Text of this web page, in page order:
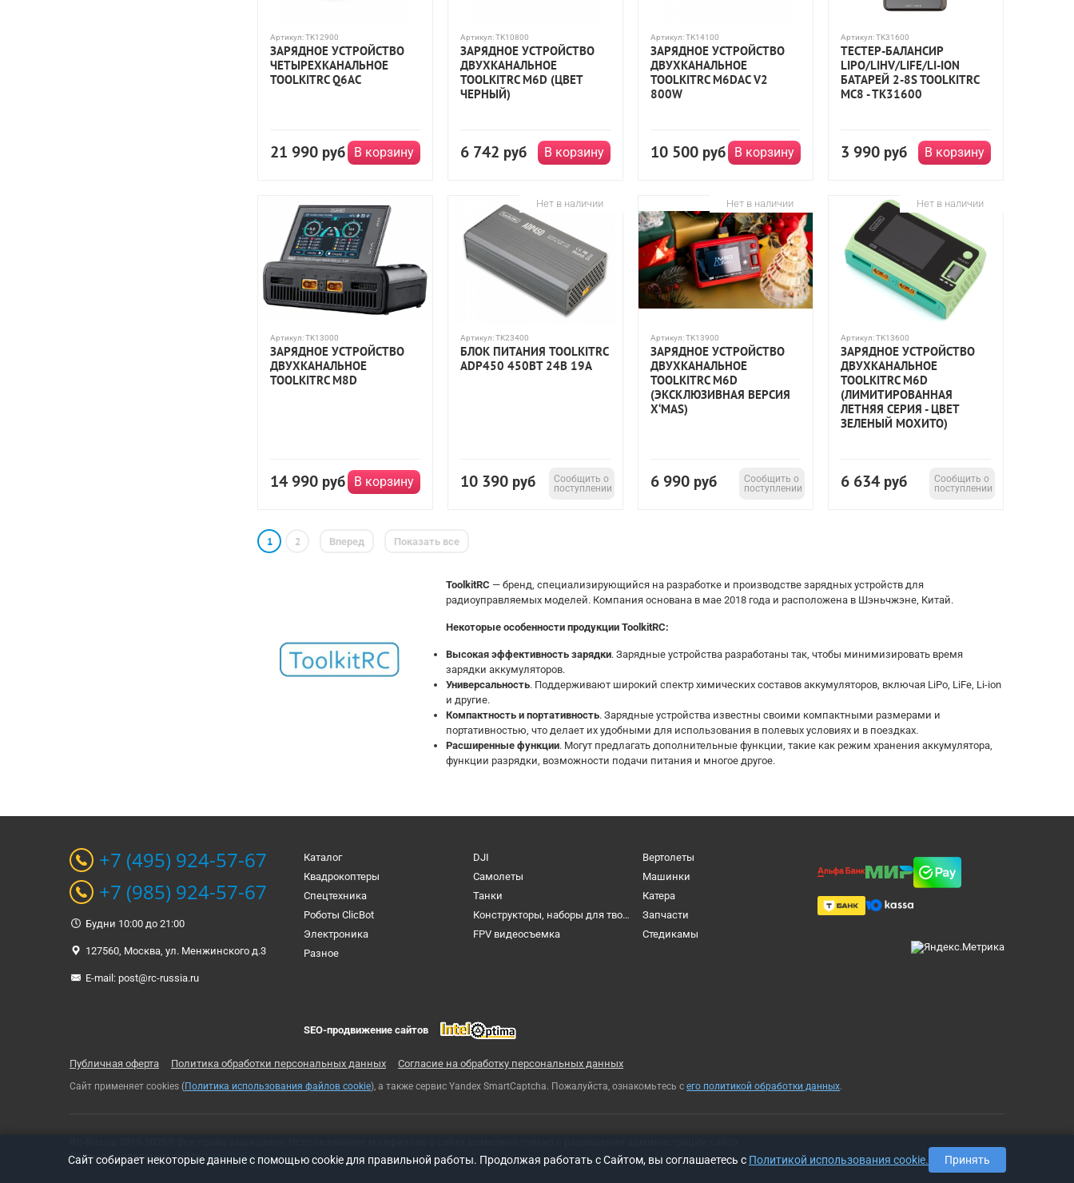
Артикул:TK12900
ЗАРЯДНОЕ УСТРОЙСТВО
ЧЕТЫРЕХКАНАЛЬНОЕ
TOOLKITRC Q6AC
21 990 руб В корзину
Артикул:TK10800
ЗАРЯДНОЕ УСТРОЙСТВО
ДВУХКАНАЛЬНОЕ
TOOLKITRC M6D (ЦВЕТ
ЧЕРНЫЙ)
6 742 руб В корзину
Артикул:TK14100
ЗАРЯДНОЕ УСТРОЙСТВО
ДВУХКАНАЛЬНОЕ
TOOLKITRC M6DAC V2
800W
10 500 руб В корзину
Артикул:TK31600
ТЕСТЕР-БАЛАНСИР
LIPO/LIHV/LIFE/LI-ION
БАТАРЕЙ 2-8S TOOLKITRC
MC8 - TK31600
3 990 руб В корзину
Артикул:TK13000
ЗАРЯДНОЕ УСТРОЙСТВО
ДВУХКАНАЛЬНОЕ
TOOLKITRC M8D
14 990 руб В корзину
Нет в наличии
Артикул:TK23400
БЛОК ПИТАНИЯ TOOLKITRC
ADP450 450ВТ 24В 19А
10 390 руб
Сообщить о
поступлении
Нет в наличии
Артикул:TK13900
ЗАРЯДНОЕ УСТРОЙСТВО
ДВУХКАНАЛЬНОЕ
TOOLKITRC M6D
(ЭКСКЛЮЗИВНАЯ ВЕРСИЯ
X‘MAS)
6 990 руб
Сообщить о
поступлении
Нет в наличии
Артикул:TK13600
ЗАРЯДНОЕ УСТРОЙСТВО
ДВУХКАНАЛЬНОЕ
TOOLKITRC M6D
(ЛИМИТИРОВАННАЯ
ЛЕТНЯЯ СЕРИЯ - ЦВЕТ
ЗЕЛЕНЫЙ МОХИТО)
6 634 руб
Сообщить о
поступлении
1 2 Вперед Показать все
ToolkitRC — бренд, специализирующийся на разработке и производстве зарядных устройств для
радиоуправляемых моделей. Компания основана в мае 2018 года и расположена в Шэньчжэне, Китай.
Некоторые особенности продукции ToolkitRC:
Высокая эффективность зарядки. Зарядные устройства разработаны так, чтобы минимизировать время
зарядки аккумуляторов.
Универсальность. Поддерживают широкий спектр химических составов аккумуляторов, включая LiPo, LiFe, Li-ion
и другие.
Компактность и портативность. Зарядные устройства известны своими компактными размерами и
портативностью, что делает их удобными для использования в полевых условиях и в поездках.
Расширенные функции. Могут предлагать дополнительные функции, такие как режим хранения аккумулятора,
функции разрядки, возможности подачи питания и многое другое.
+7 (495) 924-57-67
+7 (985) 924-57-67
Будни 10:00 до 21:00
127560, Москва, ул. Менжинского д.3
E-mail: post@rc-russia.ru
Каталог DJI
Вертолеты
Квадрокоптеры
Самолеты
Машинки
Спецтехника
Танки
Катера
Роботы ClicBot
Конструкторы, наборы для творчества и настольные игры
Запчасти
Электроника
FPV видеосъемка
Cтедикамы
Разное
SEO-продвижение сайтов
Публичная оферта Политика обработки персональных данных Согласие на обработку персональных данных
Сайт применяет cookies (Политика использования файлов cookie), а также сервис Yandex SmartCaptcha. Пожалуйста, ознакомьтесь с его политикой обработки данных.
Связь с владельцем сайта: t-rex500@ya.ru
Cайт собирает некоторые данные с помощью cookie для правильной работы. Продолжая работать с Сайтом, вы соглашаетесь с Политикой использования cookie. Принять